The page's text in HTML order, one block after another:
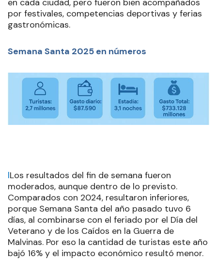
en cada ciudad, pero fueron bien acompañados
por festivales, competencias deportivas y ferias
gastronómicas.
Semana Santa 2025 en números
lLos resultados del fin de semana fueron
moderados, aunque dentro de lo previsto.
Comparados con 2024, resultaron inferiores,
porque Semana Santa del año pasado tuvo 6
días, al combinarse con el feriado por el Día del
Veterano y de los Caídos en la Guerra de
Malvinas. Por eso la cantidad de turistas este año
bajó 16% y el impacto económico resultó menor.